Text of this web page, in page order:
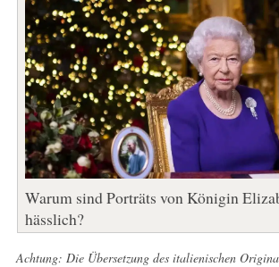
Warum sind Porträts von Königin
hässlich?
Achtung: Die Übersetzung des italienischen